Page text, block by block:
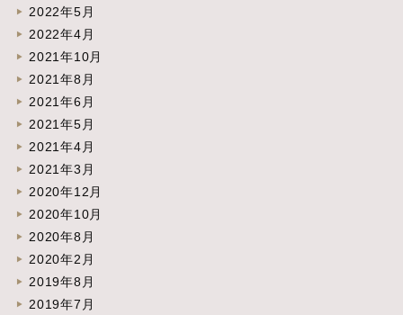
2022年5月
2022年4月
2021年10月
2021年8月
2021年6月
2021年5月
2021年4月
2021年3月
2020年12月
2020年10月
2020年8月
2020年2月
2019年8月
2019年7月